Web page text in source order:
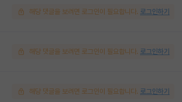
해당 댓글을 보려면 로그인이 필요합니다. 로그인하기
해당 댓글을 보려면 로그인이 필요합니다. 로그인하기
해당 댓글을 보려면 로그인이 필요합니다. 로그인하기